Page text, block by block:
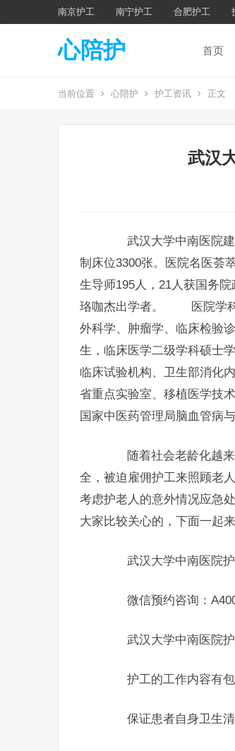
南京护工 南宁护工 合肥护工
心陪护 首页
当前位置 心陪护 护工资讯 正文
武汉
武汉大学中南医院建
制床位3300张。医院名医荟
生导师195人，21人获国务
珞咖杰出学者。 医院学科
外科学、肿瘤学、临床检验
生，临床医学二级学科硕士
临床试验机构、卫生部消化
省重点实验室、移植医学技
国家中医药管理局脑血管病
随着社会老龄化越来
全，被迫雇佣护工来照顾老
考虑护老人的意外情况应急
大家比较关心的，下面一起来
武汉大学中南医院护
微信预约咨询：
武汉大学中南医院护
护工的工作内容有包
保证患者自身卫生清